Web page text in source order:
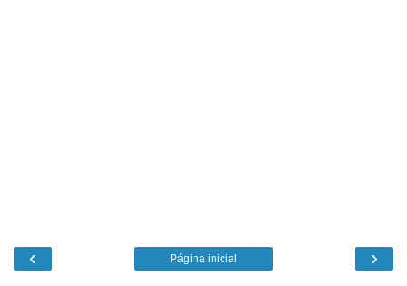
‹ ›
Página inicial